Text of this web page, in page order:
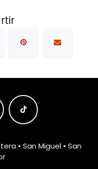
• San Miguel • San